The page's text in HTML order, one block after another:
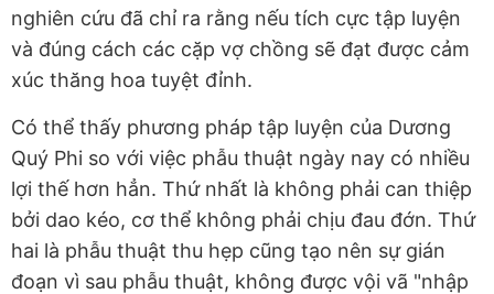
nghiên cứu đã chỉ ra rằng nếu tích cực tập luyện
và đúng cách các cặp vợ chồng sẽ đạt được cảm
xúc thăng hoa tuyệt đỉnh.
Có thể thấy phương pháp tập luyện của Dương
Quý Phi so với việc phẫu thuật ngày nay có nhiều
lợi thế hơn hẳn. Thứ nhất là không phải can thiệp
bởi dao kéo, cơ thể không phải chịu đau đớn. Thứ
hai là phẫu thuật thu hẹp cũng tạo nên sự gián
đoạn vì sau phẫu thuật, không được vội vã "nhập